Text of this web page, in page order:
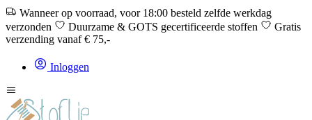
Wanneer op voorraad, voor 18:00 besteld zelfde werkdag
verzonden
Duurzame & GOTS gecertificeerde stoffen
Gratis
verzending vanaf € 75,-
Inloggen